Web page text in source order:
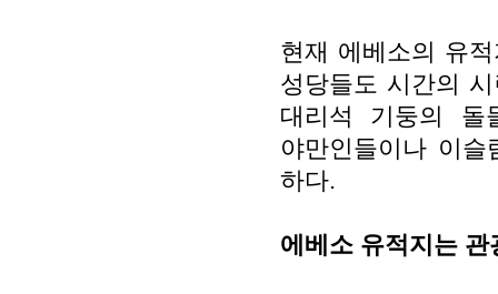
현재 에베소의 유
성당들도 시간의
대리석 기둥의
야만인들이나 이
하다.
에베소 유적지는 관